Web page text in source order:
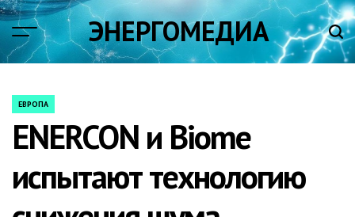
Skip
content
ЭНЕРГОМЕДИА
POSTED
ЕВРОПА
ENERCON и Biome
испытают технологию